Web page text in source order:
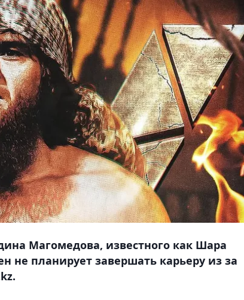
Магомедова, известного как Шара
не планирует завершать карьеру из за